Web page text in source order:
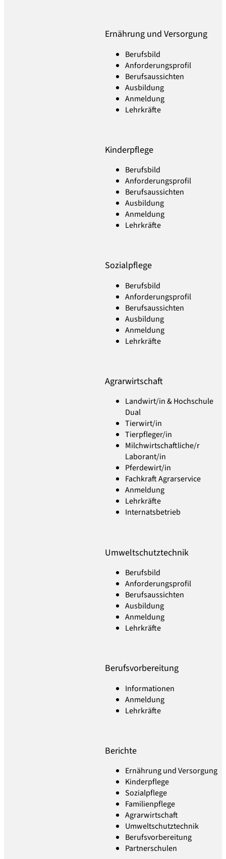
Ernährung und Versorgung
Berufsbild
Anforderungsprofil
Berufsaussichten
Ausbildung
Anmeldung
Lehrkräfte
Kinderpflege
Berufsbild
Anforderungsprofil
Berufsaussichten
Ausbildung
Anmeldung
Lehrkräfte
Sozialpflege
Berufsbild
Anforderungsprofil
Berufsaussichten
Ausbildung
Anmeldung
Lehrkräfte
Agrarwirtschaft
Landwirt/in & Hochschule
Dual
Tierwirt/in
Tierpfleger/in
Milchwirtschaftliche/r
Laborant/in
Pferdewirt/in
Fachkraft Agrarservice
Anmeldung
Lehrkräfte
Internatsbetrieb
Umweltschutztechnik
Berufsbild
Anforderungsprofil
Berufsaussichten
Ausbildung
Anmeldung
Lehrkräfte
Berufsvorbereitung
Informationen
Anmeldung
Lehrkräfte
Berichte
Ernährung und Versorgung
Kinderpflege
Sozialpflege
Familienpflege
Agrarwirtschaft
Umweltschutztechnik
Berufsvorbereitung
Partnerschulen